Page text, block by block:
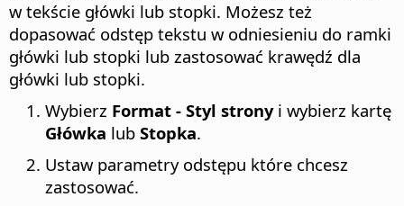
w tekście główki lub stopki. Możesz też
dopasować odstęp tekstu w odniesieniu do ramki
główki lub stopki lub zastosować krawędź dla
główki lub stopki.
Wybierz Format - Styl stronyi wybierz kartę
Główka lub Stopka.
Ustaw parametry odstępu które chcesz
zastosować.